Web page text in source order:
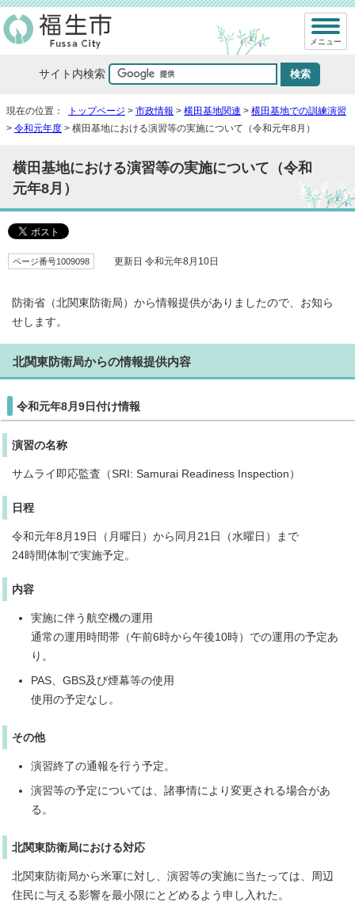
サイト内検索
メニュー
現在の位置： トップページ > 市政情報 > 横田基地関連 > 横田基地での訓練演習
> 令和元年度 > 横田基地における演習等の実施について（令和元年8月）
横田基地における演習等の実施について（令和
元年8月）
ページ番号1009098 更新日 令和元年8月10日
防衛省（北関東防衛局）から情報提供がありましたので、お知ら
せします。
北関東防衛局からの情報提供内容
令和元年8月9日付け情報
演習の名称
サムライ即応監査（SRI: Samurai Readiness Inspection）
日程
令和元年8月19日（月曜日）から同月21日（水曜日）まで
24時間体制で実施予定。
内容
実施に伴う航空機の運用
通常の運用時間帯（午前6時から午後10時）での運用の予定あ
り。
PAS、GBS及び煙幕等の使用
使用の予定なし。
その他
演習終了の通報を行う予定。
演習等の予定については、諸事情により変更される場合があ
る。
北関東防衛局における対応
北関東防衛局から米軍に対し、演習等の実施に当たっては、周辺
住民に与える影響を最小限にとどめるよう申し入れた。